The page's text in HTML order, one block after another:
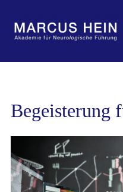
springen
Begeisterung